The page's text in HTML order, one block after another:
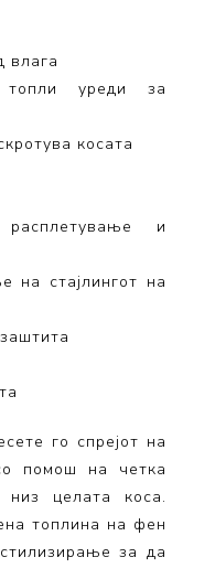
влага
уреди за
косата
и
на стајлингот на
го спрејот на
помош на четка
низ целата коса.
топлина на фен
за да